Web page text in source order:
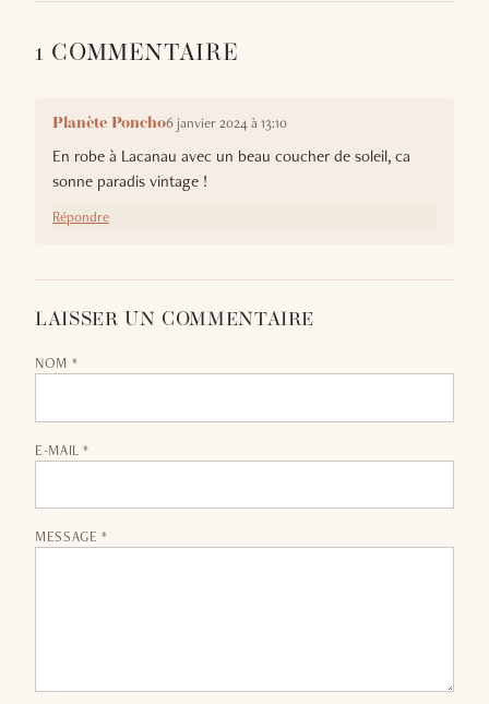
1 COMMENTAIRE
Planète Poncho6 janvier 2024 à 13:10
En robe à Lacanau avec un beau coucher de soleil, ca
sonne paradis vintage !
Répondre
LAISSER UN COMMENTAIRE
NOM *
E-MAIL *
MESSAGE *